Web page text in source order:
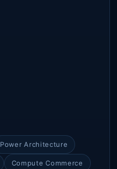
Power Architecture
Compute Commerce